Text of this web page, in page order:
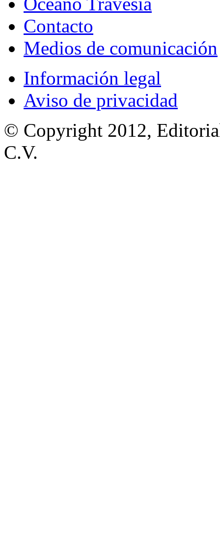
Contacto
Medios de comunicación
Información legal
Aviso de privacidad
© Copyright 2012,
C.V.